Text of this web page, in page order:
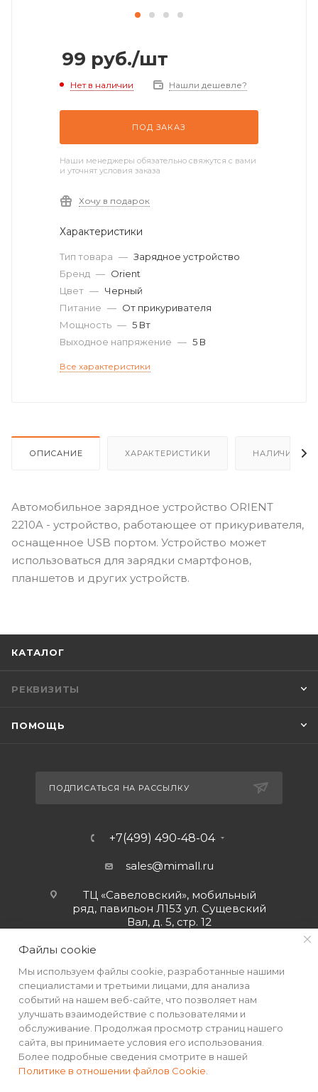
99 руб./шт
Нет в наличии Нашли дешевле?
ПОД ЗАКАЗ
Наши менеджеры обязательно свяжутся с вами
и уточнят условия заказа
Хочу в подарок
Характеристики
Тип товара — Зарядное устройство
Бренд — Orient
Цвет — Черный
Питание — От прикуривателя
Мощность — 5 Вт
Выходное напряжение — 5 В
Все характеристики
ОПИСАНИЕ ХАРАКТЕРИСТИКИ НАЛИЧИЕ
Автомобильное зарядное устройство ORIENT
2210A - устройство, работающее от прикуривателя,
оснащенное USB портом. Устройство может
использоваться для зарядки смартфонов,
планшетов и других устройств.
КАТАЛОГ
РЕКВИЗИТЫ
ПОМОЩЬ
ПОДПИСАТЬСЯ НА РАССЫЛКУ
+7(499) 490-48-04
sales@mimall.ru
ТЦ «Савеловский», мобильный
ряд, павильон Л153 ул. Сущевский
Вал, д. 5, стр. 12
2026 © Интернет-магазин MiMall® • Не является публичной
Файлы cookie
Мы используем файлы cookie, разработанные нашими
специалистами и третьими лицами, для анализа
событий на нашем веб-сайте, что позволяет нам
улучшать взаимодействие с пользователями и
обслуживание. Продолжая просмотр страниц нашего
сайта, вы принимаете условия его использования.
Более подробные сведения смотрите в нашей
Политике в отношении файлов Cookie